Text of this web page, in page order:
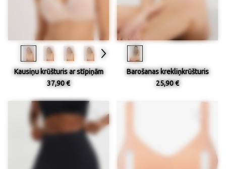
Kausiņu krūšturis ar stīpiņām
37,90 €
Barošanas krekliņkrūšturis
25,90 €